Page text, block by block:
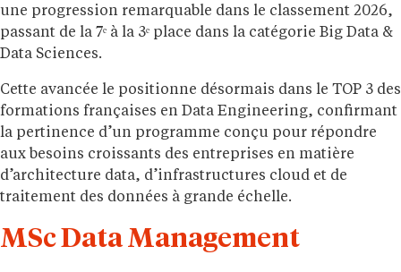
une progression remarquable dans le classement 2026,
passant de la 7ᵉ à la 3ᵉ place dans la catégorie Big Data &
Data Sciences.
Cette avancée le positionne désormais dans le TOP 3 des
formations françaises en Data Engineering, confirmant
la pertinence d’un programme conçu pour répondre
aux besoins croissants des entreprises en matière
d’architecture data, d’infrastructures cloud et de
traitement des données à grande échelle.
MSc Data Management